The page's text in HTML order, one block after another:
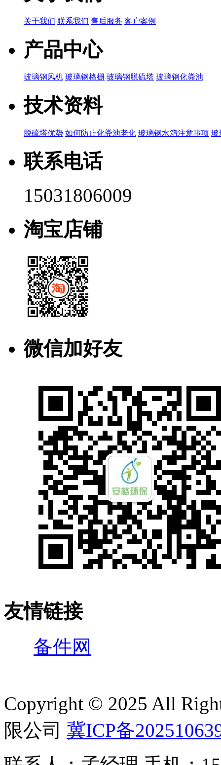
关于我们 联系我们 售后服务 客户案例
产品中心
玻璃钢风机 玻璃钢格栅 玻璃钢脱硫塔 玻璃钢化粪池
技术资料
脱硫塔优势 如何防止化粪池老化 玻璃钢水箱注意事项 玻
联系电话
15031806009
淘宝店铺
微信加好友
友情链接
备件网
Copyright © 2025 All
限公司 冀ICP备